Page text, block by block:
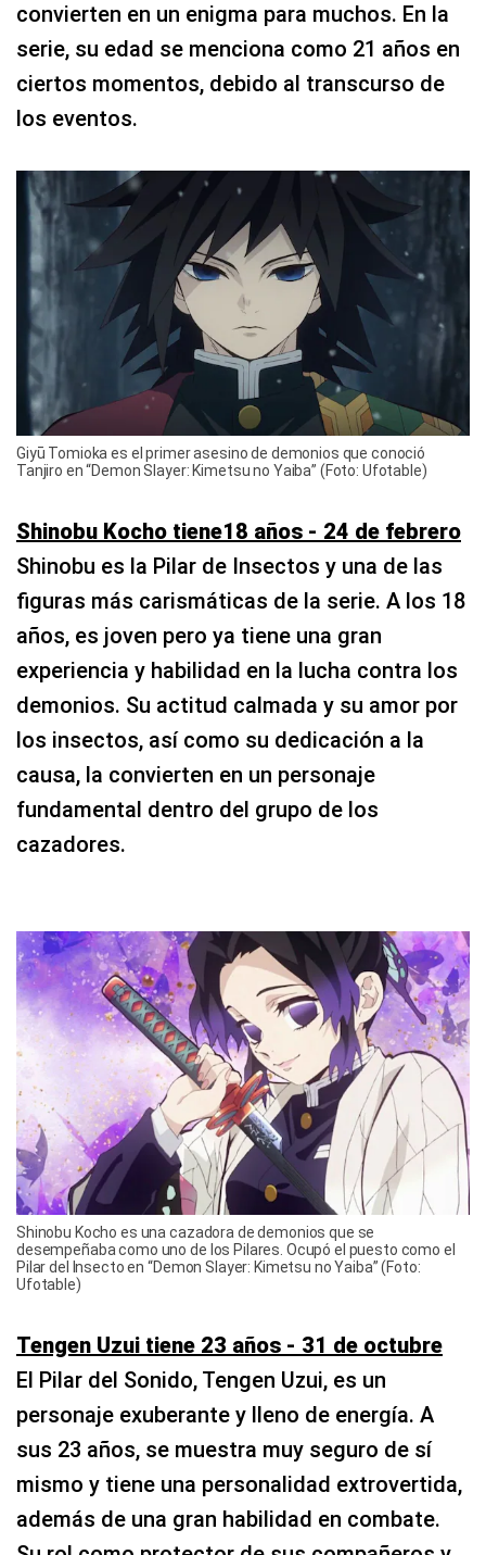
convierten en un enigma para muchos. En la
serie, su edad se menciona como 21 años en
ciertos momentos, debido al transcurso de
los eventos.
Giyū Tomioka es el primer asesino de demonios que conoció
Tanjiro en “Demon Slayer: Kimetsu no Yaiba” (Foto: Ufotable)
Shinobu Kocho tiene18 años - 24 de febrero
Shinobu es la Pilar de Insectos y una de las
figuras más carismáticas de la serie. A los 18
años, es joven pero ya tiene una gran
experiencia y habilidad en la lucha contra los
demonios. Su actitud calmada y su amor por
los insectos, así como su dedicación a la
causa, la convierten en un personaje
fundamental dentro del grupo de los
cazadores.
Shinobu Kocho es una cazadora de demonios que se
desempeñaba como uno de los Pilares. Ocupó el puesto como el
Pilar del Insecto en “Demon Slayer: Kimetsu no Yaiba” (Foto:
Ufotable)
Tengen Uzui tiene 23 años - 31 de octubre
El Pilar del Sonido, Tengen Uzui, es un
personaje exuberante y lleno de energía. A
sus 23 años, se muestra muy seguro de sí
mismo y tiene una personalidad extrovertida,
además de una gran habilidad en combate.